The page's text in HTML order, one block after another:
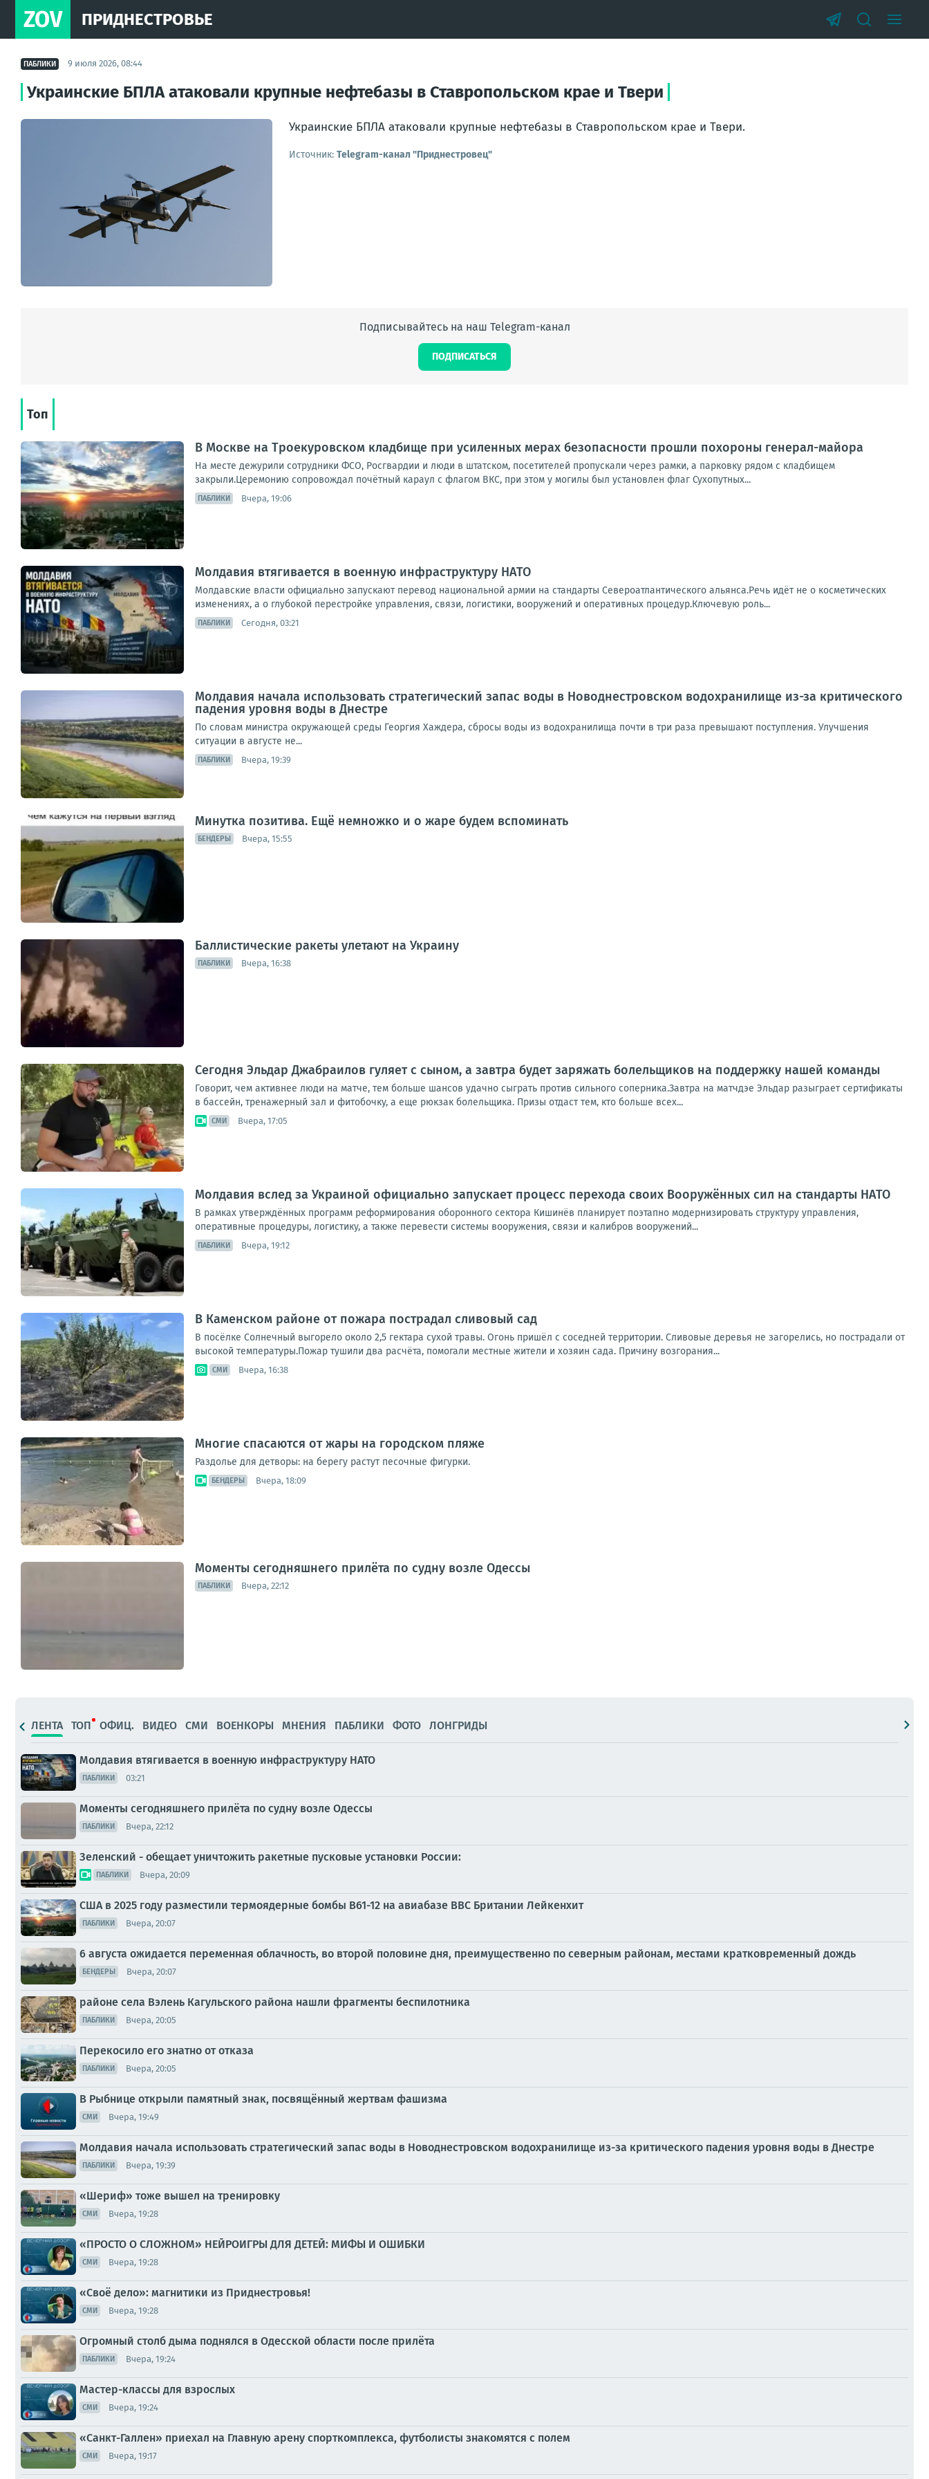
ZOV ПРИДНЕСТРОВЬЕ
ПАБЛИКИ 9 июля 2026, 08:44
Украинские БПЛА атаковали крупные нефтебазы в Ставропольском крае и Твери
Украинские БПЛА атаковали крупные нефтебазы в Ставропольском крае и Твери.
Источник: Telegram-канал "Приднестровец"
Подписывайтесь на наш Telegram-канал
ПОДПИСАТЬСЯ
Топ
В Москве на Троекуровском кладбище при усиленных мерах безопасности прошли похороны генерал-майора
На месте дежурили сотрудники ФСО, Росгвардии и люди в штатском, посетителей пропускали через рамки, а парковку рядом с кладбищем
закрыли.Церемонию сопровождал почётный караул с флагом ВКС, при этом у могилы был установлен флаг Сухопутных...
ПАБЛИКИ Вчера, 19:06
Молдавия втягивается в военную инфраструктуру НАТО
Молдавские власти официально запускают перевод национальной армии на стандарты Североатлантического альянса.Речь идёт не о косметических
изменениях, а о глубокой перестройке управления, связи, логистики, вооружений и оперативных процедур.Ключевую роль...
ПАБЛИКИ Сегодня, 03:21
Молдавия начала использовать стратегический запас воды в Новоднестровском водохранилище из-за критического
падения уровня воды в Днестре
По словам министра окружающей среды Георгия Хаждера, сбросы воды из водохранилища почти в три раза превышают поступления. Улучшения
ситуации в августе не...
ПАБЛИКИ Вчера, 19:39
Минутка позитива. Ещё немножко и о жаре будем вспоминать
БЕНДЕРЫ Вчера, 15:55
Баллистические ракеты улетают на Украину
ПАБЛИКИ Вчера, 16:38
Сегодня Эльдар Джабраилов гуляет с сыном, а завтра будет заряжать болельщиков на поддержку нашей команды
Говорит, чем активнее люди на матче, тем больше шансов удачно сыграть против сильного соперника.Завтра на матчдэе Эльдар разыграет сертификаты
в бассейн, тренажерный зал и фитобочку, а еще рюкзак болельщика. Призы отдаст тем, кто больше всех...
СМИ Вчера, 17:05
Молдавия вслед за Украиной официально запускает процесс перехода своих Вооружённых сил на стандарты НАТО
В рамках утверждённых программ реформирования оборонного сектора Кишинёв планирует поэтапно модернизировать структуру управления,
оперативные процедуры, логистику, а также перевести системы вооружения, связи и калибров вооружений...
ПАБЛИКИ Вчера, 19:12
В Каменском районе от пожара пострадал сливовый сад
В посёлке Солнечный выгорело около 2,5 гектара сухой травы. Огонь пришёл с соседней территории. Сливовые деревья не загорелись, но пострадали от
высокой температуры.Пожар тушили два расчёта, помогали местные жители и хозяин сада. Причину возгорания...
СМИ Вчера, 16:38
Многие спасаются от жары на городском пляже
Раздолье для детворы: на берегу растут песочные фигурки.
БЕНДЕРЫ Вчера, 18:09
Моменты сегодняшнего прилёта по судну возле Одессы
ПАБЛИКИ Вчера, 22:12
ЛЕНТА ТОП ОФИЦ. ВИДЕО СМИ ВОЕНКОРЫ МНЕНИЯ ПАБЛИКИ ФОТО ЛОНГРИДЫ
Молдавия втягивается в военную инфраструктуру НАТО
ПАБЛИКИ 03:21
Моменты сегодняшнего прилёта по судну возле Одессы
ПАБЛИКИ Вчера, 22:12
Зеленский - обещает уничтожить ракетные пусковые установки России:
ПАБЛИКИ Вчера, 20:09
США в 2025 году разместили термоядерные бомбы B61-12 на авиабазе ВВС Британии Лейкенхит
ПАБЛИКИ Вчера, 20:07
6 августа ожидается переменная облачность, во второй половине дня, преимущественно по северным районам, местами кратковременный дождь
БЕНДЕРЫ Вчера, 20:07
районе села Вэлень Кагульского района нашли фрагменты беспилотника
ПАБЛИКИ Вчера, 20:05
Перекосило его знатно от отказа
ПАБЛИКИ Вчера, 20:05
В Рыбнице открыли памятный знак, посвящённый жертвам фашизма
СМИ Вчера, 19:49
Молдавия начала использовать стратегический запас воды в Новоднестровском водохранилище из-за критического падения уровня воды в Днестре
ПАБЛИКИ Вчера, 19:39
«Шериф» тоже вышел на тренировку
СМИ Вчера, 19:28
«ПРОСТО О СЛОЖНОМ» НЕЙРОИГРЫ ДЛЯ ДЕТЕЙ: МИФЫ И ОШИБКИ
СМИ Вчера, 19:28
«Своё дело»: магнитики из Приднестровья!
СМИ Вчера, 19:28
Огромный столб дыма поднялся в Одесской области после прилёта
ПАБЛИКИ Вчера, 19:24
Мастер-классы для взрослых
СМИ Вчера, 19:24
«Санкт-Галлен» приехал на Главную арену спорткомплекса, футболисты знакомятся с полем
СМИ Вчера, 19:17